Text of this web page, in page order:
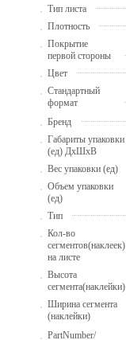
Тип листа
Плотность
Покрытие
первой стороны
Цвет
Стандартный
формат
Бренд
Габариты упаковки
(ед) ДхШхВ
Вес упаковки (ед)
Объем упаковки
(ед)
Тип
Кол-во
сегментов(наклеек)
на листе
Высота
сегмента(наклейки)
Ширина сегмента
(наклейки)
PartNumber/